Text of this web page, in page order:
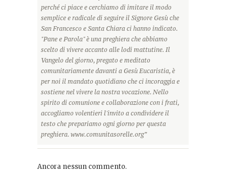
perché ci piace e cerchiamo di imitare il modo
semplice e radicale di seguire il Signore Gesù che
San Francesco e Santa Chiara ci hanno indicato.
"Pane e Parola" è una preghiera che abbiamo
scelto di vivere accanto alle lodi mattutine. Il
Vangelo del giorno, pregato e meditato
comunitariamente davanti a Gesù Eucaristia, è
per noi il mandato quotidiano che ci incoraggia e
sostiene nel vivere la nostra vocazione. Nello
spirito di comunione e collaborazione con i frati,
accogliamo volentieri l'invito a condividere il
testo che prepariamo ogni giorno per questa
preghiera. www.comunitasorelle.org”
Ancora nessun commento.